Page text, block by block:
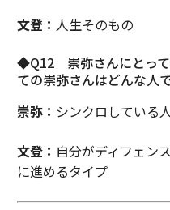
文登： 人生そのもの
◆Q12 崇弥さんにとって
ての崇弥さんはどんな人
崇弥： シンクロしている
文登： 自分がディフェン
に進めるタイプ